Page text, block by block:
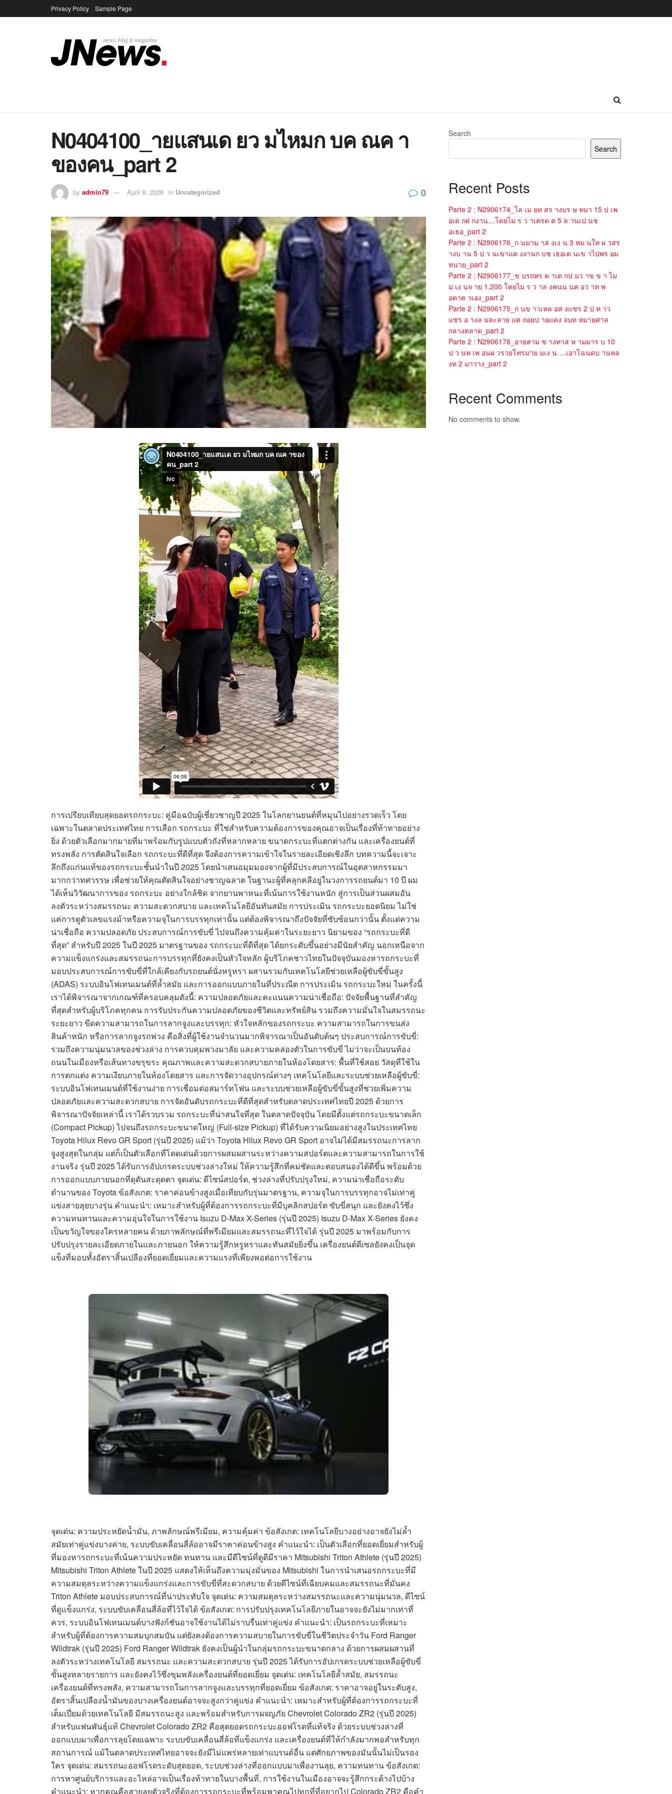
Privacy Policy Sample Page
N0404100_ายแสนเด ยว มไหมก บค ณค า
ของคน_part 2
by admin79 April 8, 2026 in Uncategorized 0
การเปรียบเทียบสุดยอดรถกระบะ: คู่มือฉบับผู้เชี่ยวชาญปี 2025 ในโลกยานยนต์ที่หมุนไปอย่างรวดเร็ว โดย
เฉพาะในตลาดประเทศไทย การเลือก รถกระบะ ที่ใช่สำหรับความต้องการของคุณอาจเป็นเรื่องที่ท้าทายอย่าง
ยิ่ง ด้วยตัวเลือกมากมายที่มาพร้อมกับรูปแบบตัวถังที่หลากหลาย ขนาดกระบะที่แตกต่างกัน และเครื่องยนต์ที่
ทรงพลัง การตัดสินใจเลือก รถกระบะที่ดีที่สุด จึงต้องการความเข้าใจในรายละเอียดเชิงลึก บทความนี้จะเจาะ
ลึกถึงแก่นแท้ของรถกระบะชั้นนำในปี 2025 โดยนำเสนอมุมมองจากผู้ที่มีประสบการณ์ในอุตสาหกรรมมา
มากกว่าทศวรรษ เพื่อช่วยให้คุณตัดสินใจอย่างชาญฉลาด ในฐานะผู้ที่คลุกคลีอยู่ในวงการรถยนต์มา 10 ปี ผม
ได้เห็นวิวัฒนาการของ รถกระบะ อย่างใกล้ชิด จากยานพาหนะที่เน้นการใช้งานหนัก สู่การเป็นส่วนผสมอัน
ลงตัวระหว่างสมรรถนะ ความสะดวกสบาย และเทคโนโลยีอันทันสมัย การประเมิน รถกระบะยอดนิยม ไม่ใช่
แค่การดูตัวเลขแรงม้าหรือความจุในการบรรทุกเท่านั้น แต่ต้องพิจารณาถึงปัจจัยที่ซับซ้อนกว่านั้น ตั้งแต่ความ
น่าเชื่อถือ ความปลอดภัย ประสบการณ์การขับขี่ ไปจนถึงความคุ้มค่าในระยะยาว นิยามของ “รถกระบะที่ดี
ที่สุด” สำหรับปี 2025 ในปี 2025 มาตรฐานของ รถกระบะที่ดีที่สุด ได้ยกระดับขึ้นอย่างมีนัยสำคัญ นอกเหนือจาก
ความแข็งแกร่งและสมรรถนะการบรรทุกที่ยังคงเป็นหัวใจหลัก ผู้บริโภคชาวไทยในปัจจุบันมองหารถกระบะที่
มอบประสบการณ์การขับขี่ที่ใกล้เคียงกับรถยนต์นั่งหรูหรา ผสานรวมกับเทคโนโลยีช่วยเหลือผู้ขับขี่ขั้นสูง
(ADAS) ระบบอินโฟเทนเมนต์ที่ล้ำสมัย และการออกแบบภายในที่ประณีต การประเมิน รถกระบะใหม่ ในครั้งนี้
เราได้พิจารณาจากเกณฑ์ที่ครอบคลุมดังนี้: ความปลอดภัยและคะแนนความน่าเชื่อถือ: ปัจจัยพื้นฐานที่สำคัญ
ที่สุดสำหรับผู้บริโภคทุกคน การรับประกันความปลอดภัยของชีวิตและทรัพย์สิน รวมถึงความมั่นใจในสมรรถนะ
ระยะยาว ขีดความสามารถในการลากจูงและบรรทุก: หัวใจหลักของรถกระบะ ความสามารถในการขนส่ง
สินค้าหนัก หรือการลากจูงรถพ่วง คือสิ่งที่ผู้ใช้งานจำนวนมากพิจารณาเป็นอันดับต้นๆ ประสบการณ์การขับขี่:
รวมถึงความนุ่มนวลของช่วงล่าง การควบคุมพวงมาลัย และความคล่องตัวในการขับขี่ ไม่ว่าจะเป็นบนท้อง
ถนนในเมืองหรือเส้นทางขรุขระ คุณภาพและความสะดวกสบายภายในห้องโดยสาร: พื้นที่ใช้สอย วัสดุที่ใช้ใน
การตกแต่ง ความเงียบภายในห้องโดยสาร และการจัดวางอุปกรณ์ต่างๆ เทคโนโลยีและระบบช่วยเหลือผู้ขับขี่:
ระบบอินโฟเทนเมนต์ที่ใช้งานง่าย การเชื่อมต่อสมาร์ทโฟน และระบบช่วยเหลือผู้ขับขี่ขั้นสูงที่ช่วยเพิ่มความ
ปลอดภัยและความสะดวกสบาย การจัดอันดับรถกระบะที่ดีที่สุดสำหรับตลาดประเทศไทยปี 2025 ด้วยการ
พิจารณาปัจจัยเหล่านี้ เราได้รวบรวม รถกระบะที่น่าสนใจที่สุด ในตลาดปัจจุบัน โดยมีตั้งแต่รถกระบะขนาดเล็ก
(Compact Pickup) ไปจนถึงรถกระบะขนาดใหญ่ (Full-size Pickup) ที่ได้รับความนิยมอย่างสูงในประเทศไทย
Toyota Hilux Revo GR Sport (รุ่นปี 2025) แม้ว่า Toyota Hilux Revo GR Sport อาจไม่ได้มีสมรรถนะการลาก
จูงสูงสุดในกลุ่ม แต่ก็เป็นตัวเลือกที่โดดเด่นด้วยการผสมผสานระหว่างความสปอร์ตและความสามารถในการใช้
งานจริง รุ่นปี 2025 ได้รับการอัปเกรดระบบช่วงล่างใหม่ ให้ความรู้สึกที่คมชัดและตอบสนองได้ดีขึ้น พร้อมด้วย
การออกแบบภายนอกที่ดุดันสะดุดตา จุดเด่น: ดีไซน์สปอร์ต, ช่วงล่างที่ปรับปรุงใหม่, ความน่าเชื่อถือระดับ
ตำนานของ Toyota ข้อสังเกต: ราคาค่อนข้างสูงเมื่อเทียบกับรุ่นมาตรฐาน, ความจุในการบรรทุกอาจไม่เท่าคู่
แข่งสายลุยบางรุ่น คำแนะนำ: เหมาะสำหรับผู้ที่ต้องการรถกระบะที่มีบุคลิกสปอร์ต ขับขี่สนุก และยังคงไว้ซึ่ง
ความทนทานและความอุ่นใจในการใช้งาน Isuzu D-Max X-Series (รุ่นปี 2025) Isuzu D-Max X-Series ยังคง
เป็นขวัญใจของใครหลายคน ด้วยภาพลักษณ์ที่พรีเมียมและสมรรถนะที่ไว้ใจได้ รุ่นปี 2025 มาพร้อมกับการ
ปรับปรุงรายละเอียดภายในและภายนอก ให้ความรู้สึกหรูหราและทันสมัยยิ่งขึ้น เครื่องยนต์ดีเซลยังคงเป็นจุด
แข็งที่มอบทั้งอัตราสิ้นเปลืองที่ยอดเยี่ยมและความแรงที่เพียงพอต่อการใช้งาน
จุดเด่น: ความประหยัดน้ำมัน, ภาพลักษณ์พรีเมียม, ความคุ้มค่า ข้อสังเกต: เทคโนโลยีบางอย่างอาจยังไม่ล้ำ
สมัยเท่าคู่แข่งบางค่าย, ระบบขับเคลื่อนสี่ล้ออาจมีราคาค่อนข้างสูง คำแนะนำ: เป็นตัวเลือกที่ยอดเยี่ยมสำหรับผู้
ที่มองหารถกระบะที่เน้นความประหยัด ทนทาน และมีดีไซน์ที่ดูดีมีราคา Mitsubishi Triton Athlete (รุ่นปี 2025)
Mitsubishi Triton Athlete ในปี 2025 แสดงให้เห็นถึงความมุ่งมั่นของ Mitsubishi ในการนำเสนอรถกระบะที่มี
ความสมดุลระหว่างความแข็งแกร่งและการขับขี่ที่สะดวกสบาย ด้วยดีไซน์ที่เฉียบคมและสมรรถนะที่มั่นคง
Triton Athlete มอบประสบการณ์ที่น่าประทับใจ จุดเด่น: ความสมดุลระหว่างสมรรถนะและความนุ่มนวล, ดีไซน์
ที่ดูแข็งแกร่ง, ระบบขับเคลื่อนสี่ล้อที่ไว้ใจได้ ข้อสังเกต: การปรับปรุงเทคโนโลยีภายในอาจจะยังไม่มากเท่าที่
ควร, ระบบอินโฟเทนเมนต์บางฟังก์ชันอาจใช้งานได้ไม่ราบรื่นเท่าคู่แข่ง คำแนะนำ: เป็นรถกระบะที่เหมาะ
สำหรับผู้ที่ต้องการความสมบุกสมบัน แต่ยังคงต้องการความสบายในการขับขี่ในชีวิตประจำวัน Ford Ranger
Wildtrak (รุ่นปี 2025) Ford Ranger Wildtrak ยังคงเป็นผู้นำในกลุ่มรถกระบะขนาดกลาง ด้วยการผสมผสานที่
ลงตัวระหว่างเทคโนโลยี สมรรถนะ และความสะดวกสบาย รุ่นปี 2025 ได้รับการอัปเกรดระบบช่วยเหลือผู้ขับขี่
ขั้นสูงหลายรายการ และยังคงไว้ซึ่งขุมพลังเครื่องยนต์ที่ยอดเยี่ยม จุดเด่น: เทคโนโลยีล้ำสมัย, สมรรถนะ
เครื่องยนต์ที่ทรงพลัง, ความสามารถในการลากจูงและบรรทุกที่ยอดเยี่ยม ข้อสังเกต: ราคาอาจอยู่ในระดับสูง,
อัตราสิ้นเปลืองน้ำมันของบางเครื่องยนต์อาจจะสูงกว่าคู่แข่ง คำแนะนำ: เหมาะสำหรับผู้ที่ต้องการรถกระบะที่
เต็มเปี่ยมด้วยเทคโนโลยี มีสมรรถนะสูง และพร้อมสำหรับการผจญภัย Chevrolet Colorado ZR2 (รุ่นปี 2025)
สำหรับแฟนพันธุ์แท้ Chevrolet Colorado ZR2 คือสุดยอดรถกระบะออฟโรดที่แท้จริง ด้วยระบบช่วงล่างที่
ออกแบบมาเพื่อการลุยโดยเฉพาะ ระบบขับเคลื่อนสี่ล้อที่แข็งแกร่ง และเครื่องยนต์ที่ให้กำลังมากพอสำหรับทุก
สถานการณ์ แม้ในตลาดประเทศไทยอาจจะยังมีไม่แพร่หลายเท่าแบรนด์อื่น แต่ศักยภาพของมันนั้นไม่เป็นรอง
ใคร จุดเด่น: สมรรถนะออฟโรดระดับสุดยอด, ระบบช่วงล่างที่ออกแบบมาเพื่องานลุย, ความทนทาน ข้อสังเกต:
การหาศูนย์บริการและอะไหล่อาจเป็นเรื่องท้าทายในบางพื้นที่, การใช้งานในเมืองอาจจะรู้สึกกระด้างไปบ้าง
คำแนะนำ: หากคุณคือสายลุยตัวจริงที่ต้องการรถกระบะที่พร้อมพาคุณไปทุกที่ที่อยากไป Colorado ZR2 คือคำ
Search
Search
Recent Posts
Parte 2 : N2906174_ไล เม ยท สร างบร ษ ทมา 15 ป เพ
อเด กฝ กงาน…โดยไม ร ว าเครด ต 5 ล านเป นช
อเธอ_part 2
Parte 2 : N2906176_ก นมาม าส งเง น 3 หม นให ผ วสร
างบ าน 5 ป ว นเขาแต งงานก บช เธอเด นเข าไปพร อม
ทนาย_part 2
Parte 2 : N2906177_ข บรถหร ด าเด กป มว าข ข า ไม
ม เง นจ าย 1,200 โดยไม ร ว าล งคนน นค อว าท พ
อตาต วเอง_part 2
Parte 2 : N2906175_ก นข าวเหล อส งแชร 2 ป ท าว
แชร อ างล มละลาย แต ถอยป ายแดง จบท หมายศาล
กลางตลาด_part 2
Parte 2 : N2906178_อายสาม ช างทาส ห ามมาร บ 10
ป ว นท เพ อนผ วรวยโทรมาย มเง น …เอาโฉนดบ านหล
งท 2 มาวาง_part 2
Recent Comments
No comments to show.